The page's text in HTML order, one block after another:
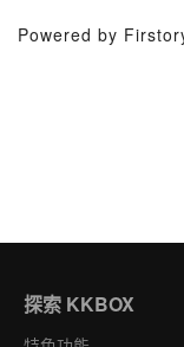
Powered by
探索 KKBOX